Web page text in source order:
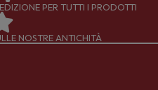
PER TUTTI I PRODOTTI
NOSTRE ANTICHITÀ